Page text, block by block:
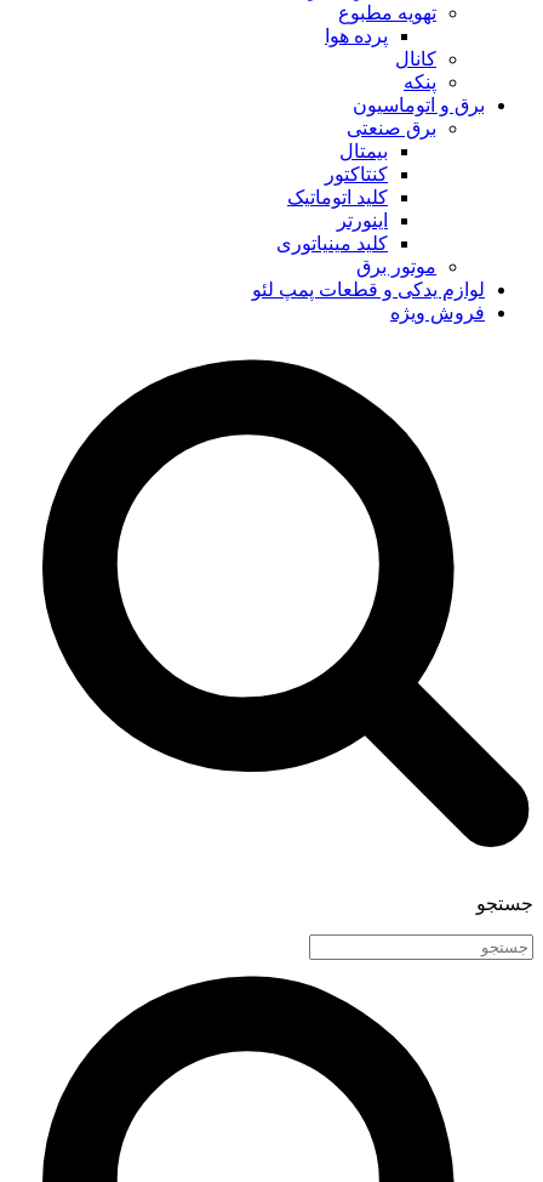
تهویه مطبوع
پرده هوا
کانال
پنکه
برق و اتوماسیون
برق صنعتی
بیمتال
کنتاکتور
کلید اتوماتیک
اینورتر
کلید مینیاتوری
موتور برق
لوازم یدکی و قطعات پمپ لئو
فروش ویژه
جستجو